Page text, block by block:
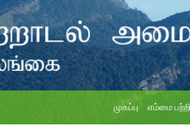
முகப்பு எம்மை பற்றி